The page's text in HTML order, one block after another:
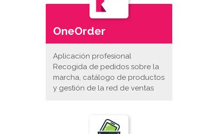
OneOrder
Aplicación profesional
Recogida de pedidos sobre la
marcha, catálogo de productos
y gestión de la red de ventas